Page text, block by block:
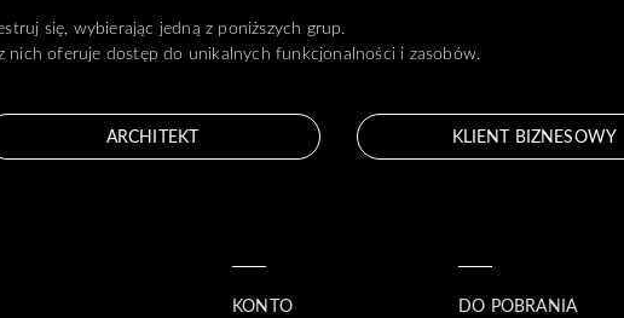
się, wybierając jedną z poniższych grup.
nich oferuje dostęp do unikalnych funkcjonalności i zasobów.
ARCHITEKT KLIENT BIZNESOWY
KONTO
DO POBRANIA